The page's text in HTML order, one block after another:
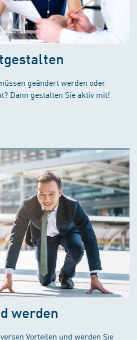
geändert werden oder
Dann gestalten Sie aktiv mit!
werden
Vorteilen und werden Sie